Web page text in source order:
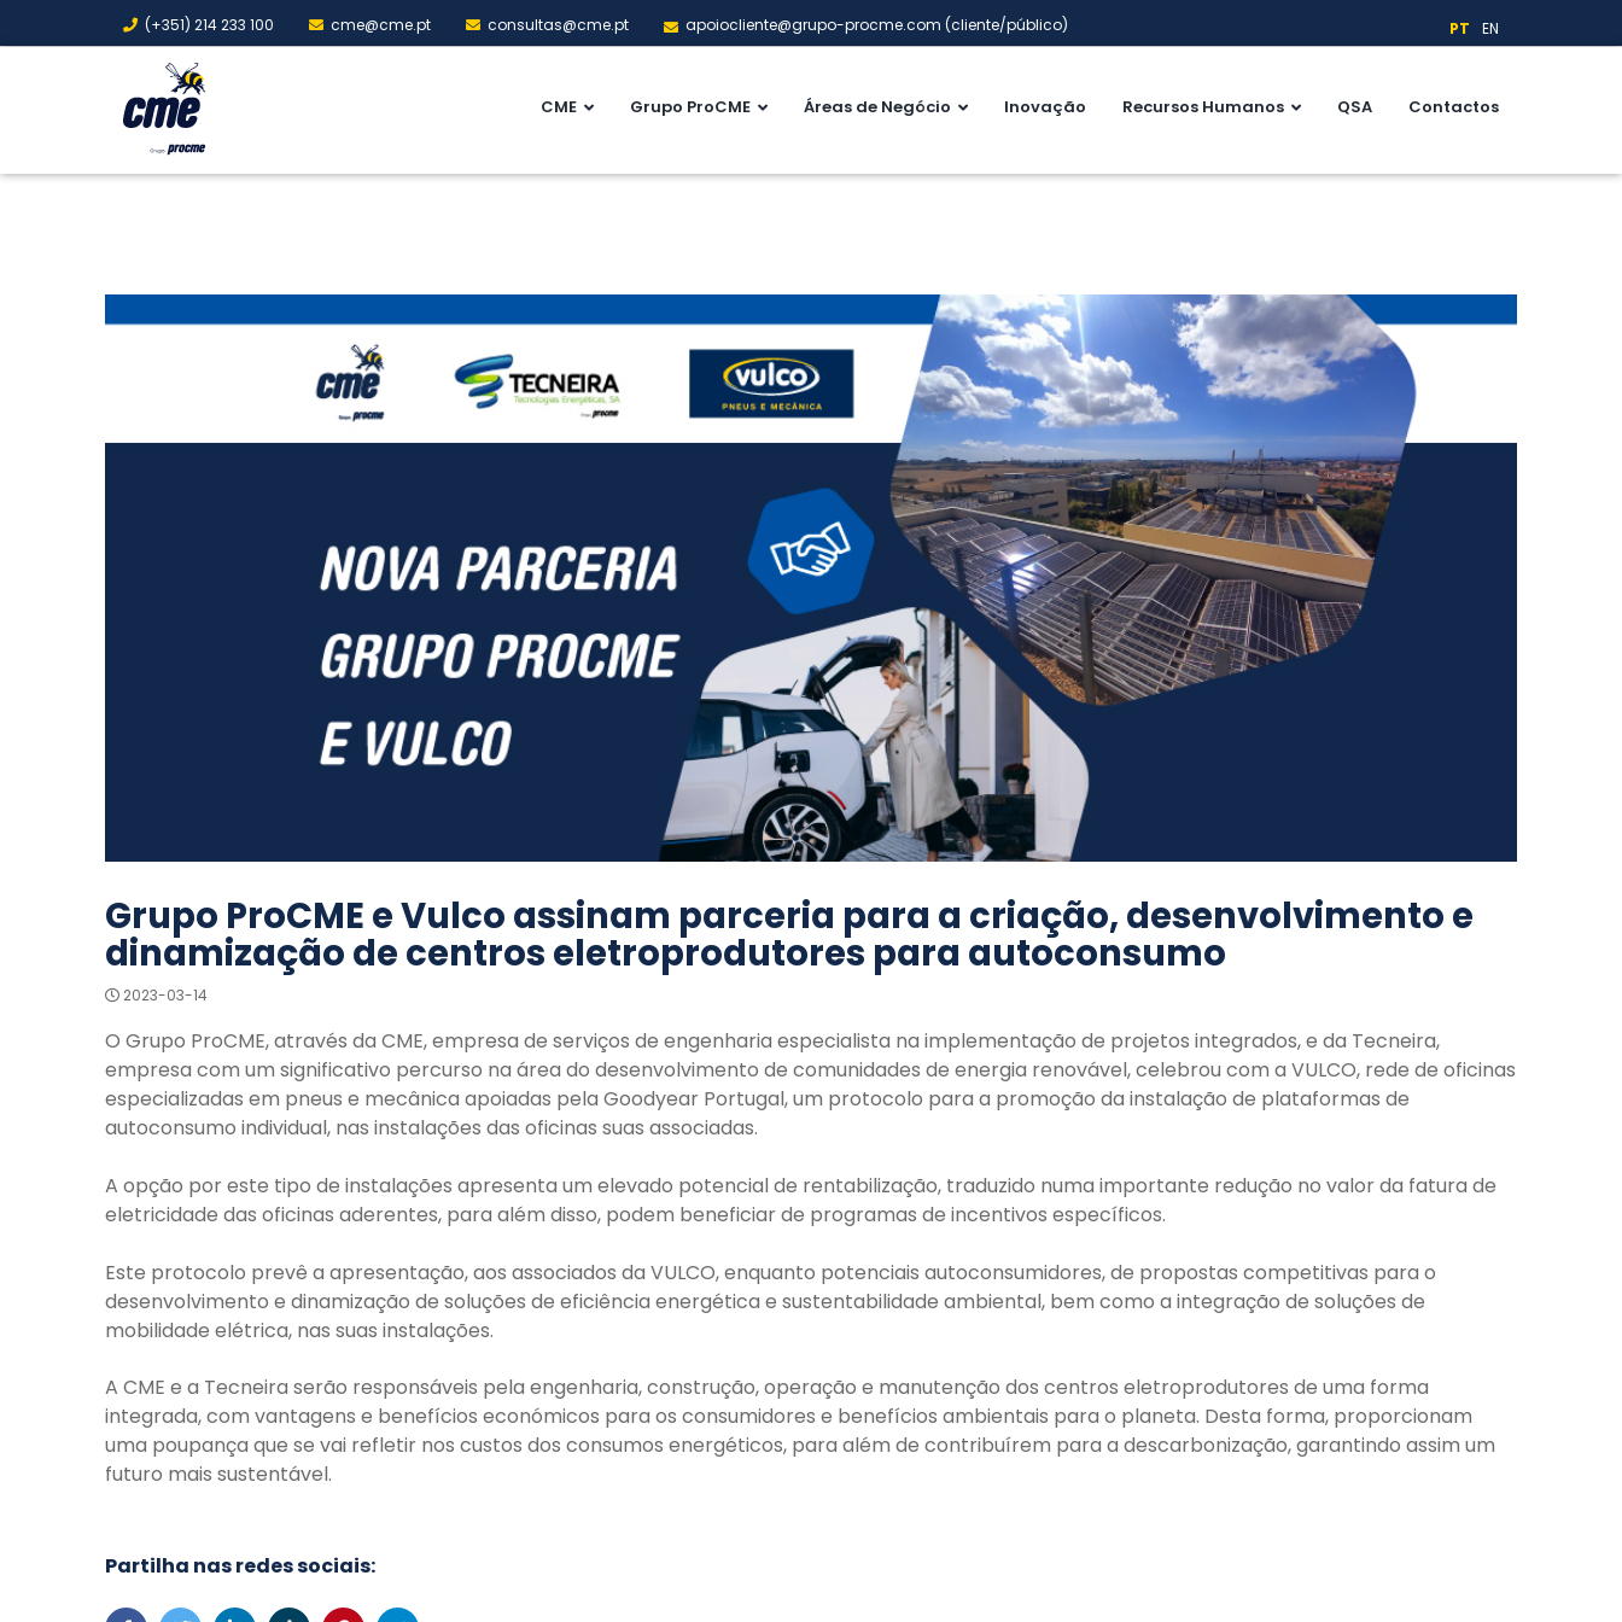
(+351) 214 233 100 cme@cme.pt consultas@cme.pt apoiocliente@grupo-procme.com (cliente/público) PT EN
CME Grupo ProCME Áreas de Negócio Inovação Recursos Humanos QSA Contactos
Grupo ProCME e Vulco assinam parceria para a criação, desenvolvimento e
dinamização de centros eletroprodutores para autoconsumo
2023-03-14
O Grupo ProCME, através da CME, empresa de serviços de engenharia especialista na implementação de projetos integrados, e da Tecneira,
empresa com um significativo percurso na área do desenvolvimento de comunidades de energia renovável, celebrou com a VULCO, rede de oficinas
especializadas em pneus e mecânica apoiadas pela Goodyear Portugal, um protocolo para a promoção da instalação de plataformas de
autoconsumo individual, nas instalações das oficinas suas associadas.
A opção por este tipo de instalações apresenta um elevado potencial de rentabilização, traduzido numa importante redução no valor da fatura de
eletricidade das oficinas aderentes, para além disso, podem beneficiar de programas de incentivos específicos.
Este protocolo prevê a apresentação, aos associados da VULCO, enquanto potenciais autoconsumidores, de propostas competitivas para o
desenvolvimento e dinamização de soluções de eficiência energética e sustentabilidade ambiental, bem como a integração de soluções de
mobilidade elétrica, nas suas instalações.
A CME e a Tecneira serão responsáveis pela engenharia, construção, operação e manutenção dos centros eletroprodutores de uma forma
integrada, com vantagens e benefícios económicos para os consumidores e benefícios ambientais para o planeta. Desta forma, proporcionam
uma poupança que se vai refletir nos custos dos consumos energéticos, para além de contribuírem para a descarbonização, garantindo assim um
futuro mais sustentável.
Partilha nas redes sociais: